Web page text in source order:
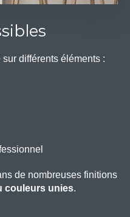
différents éléments :
de nombreuses finitions
couleurs unies.